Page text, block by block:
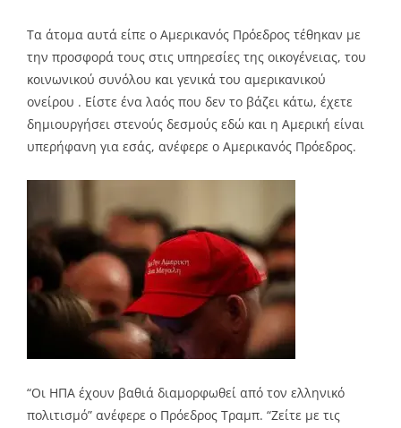
Τα άτομα αυτά είπε ο Αμερικανός Πρόεδρος τέθηκαν με
την προσφορά τους στις υπηρεσίες της οικογένειας, του
κοινωνικού συνόλου και γενικά του αμερικανικού
ονείρου . Είστε ένα λαός που δεν το βάζει κάτω, έχετε
δημιουργήσει στενούς δεσμούς εδώ και η Αμερική είναι
υπερήφανη για εσάς, ανέφερε ο Αμερικανός Πρόεδρος.
“Οι ΗΠΑ έχουν βαθιά διαμορφωθεί από τον ελληνικό
πολιτισμό” ανέφερε ο Πρόεδρος Τραμπ. “Ζείτε με τις